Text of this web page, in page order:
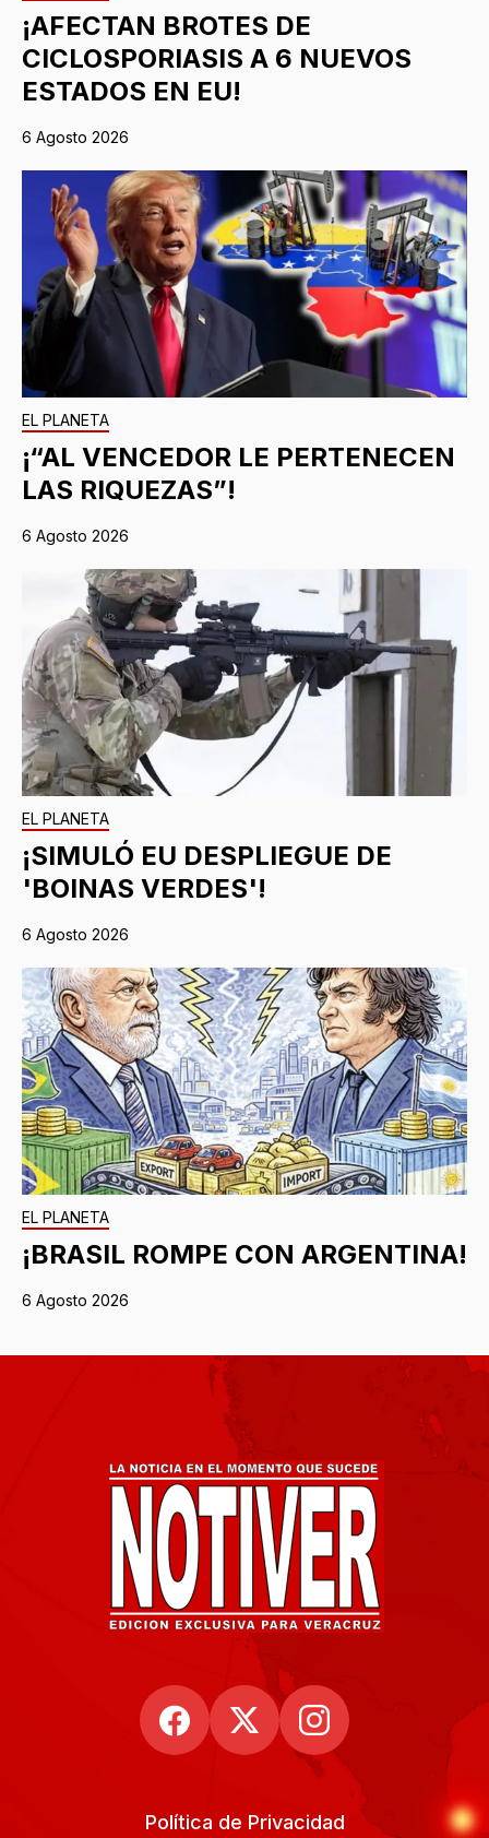
¡AFECTAN BROTES DE
CICLOSPORIASIS A 6 NUEVOS
ESTADOS EN EU!
6 Agosto 2026
EL PLANETA
¡“AL VENCEDOR LE PERTENECEN
LAS RIQUEZAS”!
6 Agosto 2026
EL PLANETA
¡SIMULÓ EU DESPLIEGUE DE
'BOINAS VERDES'!
6 Agosto 2026
EL PLANETA
¡BRASIL ROMPE CON ARGENTINA!
6 Agosto 2026
Política de Privacidad